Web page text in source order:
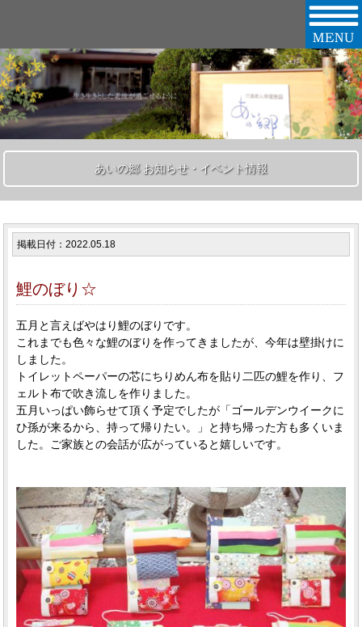
あいの郷 お知らせ・イベント情報
掲載日付：2022.05.18
鯉のぼり☆
五月と言えばやはり鯉のぼりです。
これまでも色々な鯉のぼりを作ってきましたが、今年は壁掛けに
しました。
トイレットペーパーの芯にちりめん布を貼り二匹の鯉を作り、フ
ェルト布で吹き流しを作りました。
五月いっぱい飾らせて頂く予定でしたが「ゴールデンウイークに
ひ孫が来るから、持って帰りたい。」と持ち帰った方も多くいま
した。ご家族との会話が広がっていると嬉しいです。